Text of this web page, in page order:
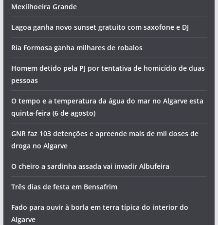
Mexilhoeira Grande
Lagoa ganha novo sunset gratuito com saxofone e DJ
Ria Formosa ganha milhares de robalos
Homem detido pela PJ por tentativa de homicídio de duas
pessoas
O tempo e a temperatura da água do mar no Algarve esta
quinta-feira (6 de agosto)
GNR faz 103 detenções e apreende mais de mil doses de
droga no Algarve
O cheiro a sardinha assada vai invadir Albufeira
Três dias de festa em Bensafrim
Fado para ouvir à borla em terra típica do interior do
Algarve